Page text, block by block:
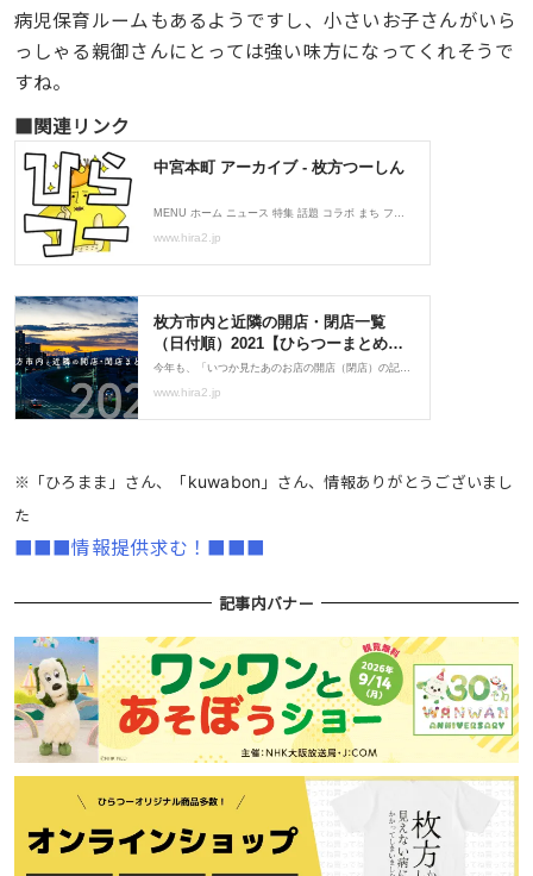
病児保育ルームもあるようですし、小さいお子さんがいら
っしゃる親御さんにとっては強い味方になってくれそうで
すね。
■関連リンク
※「ひろまま」さん、「kuwabon 」さん、情報ありがとうございまし
た
■■■情報提供求む！■■■
記事内バナー